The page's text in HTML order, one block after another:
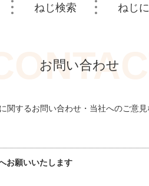
ねじ検索 ねじ
お問い合わせ
関するお問い合わせ・当社へのご意
お願いいたします